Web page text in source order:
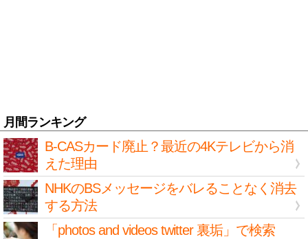
月間ランキング
B-CASカード廃止？最近の4Kテレビから消
えた理由
NHKのBSメッセージをバレることなく消去
する方法
「photos and videos twitter 裏垢」で検索